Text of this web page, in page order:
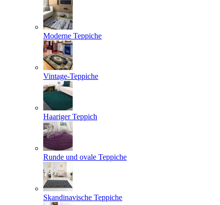
Moderne Teppiche
Vintage-Teppiche
Haariger Teppich
Runde und ovale Teppiche
Skandinavische Teppiche